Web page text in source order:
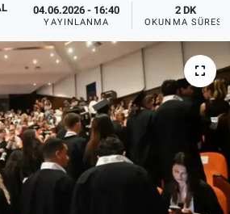
04.06.2026 - 16:40
YAYINLANMA
2 DK
OKUNMA SÜRESI